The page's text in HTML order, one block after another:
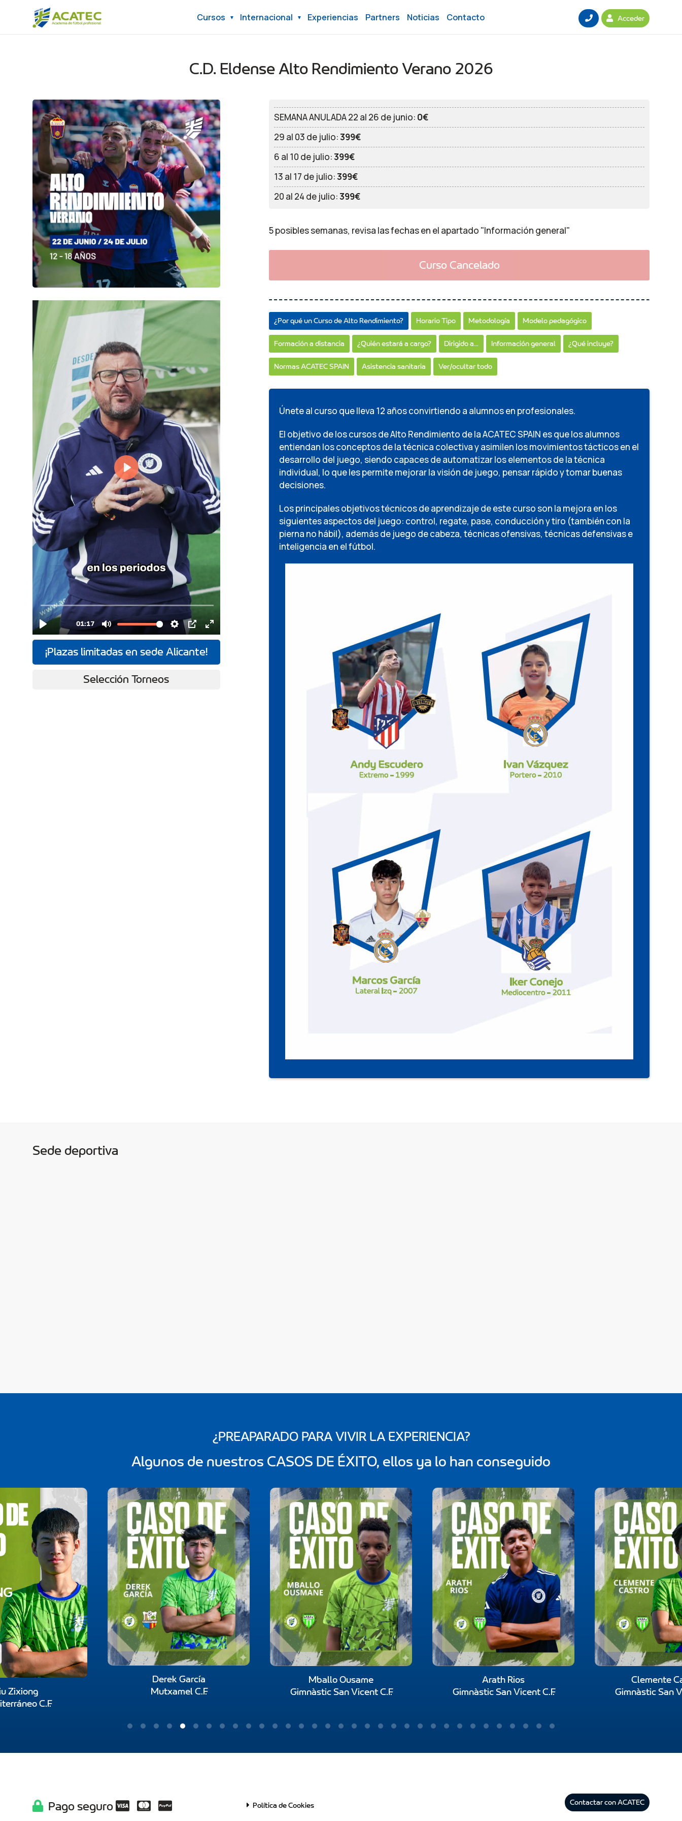
Cursos Internacional Experiencias Partners Noticias Contacto Acceder
C.D. Eldense Alto Rendimiento Verano 2026
¡Plazas limitadas en sede Alicante!
Selección Torneos
SEMANA ANULADA 22 al 26 de junio: 0€
29 al 03 de julio:399€
6 al 10 de julio:399€
13 al 17 de julio:399€
20 al 24 de julio:399€
5 posibles semanas, revisa las fechas en el apartado "Información general"
Curso Cancelado
¿Por qué un Curso de Alto Rendimiento? Horario Tipo Metodología Modelo pedagógico
Formación a distancia ¿Quién estará a cargo? Dirigido a… Información general ¿Qué incluye?
Normas ACATEC SPAIN Asistencia sanitaria Ver/ocultar todo
Únete al curso que lleva 12 años convirtiendo a alumnos en profesionales.
El objetivo de los cursos de Alto Rendimiento de la ACATEC SPAIN es que los alumnos
entiendan los conceptos de la técnica colectiva y asimilen los movimientos tácticos en el
desarrollo del juego, siendo capaces de automatizar los elementos de la técnica
individual, lo que les permite mejorar la visión de juego, pensar rápido y tomar buenas
decisiones.
Los principales objetivos técnicos de aprendizaje de este curso son la mejora en los
siguientes aspectos del juego: control, regate, pase, conducción y tiro (también con la
pierna no hábil), además de juego de cabeza, técnicas ofensivas, técnicas defensivas e
inteligencia en el fútbol.
Sede deportiva
¿PREAPARADO PARA VIVIR LA EXPERIENCIA?
Algunos de nuestros CASOS DE ÉXITO, ellos ya lo han conseguido
Zixiong
C.F.
Derek García
Mutxamel C.F.
Mballo Ousame
Gimnàstic San Vicent C.F.
Arath Rios
Gimnàstic San Vicent C.F.
Clemente
Gimnàstic San
Pago seguro Política de Cookies Contactar con ACATEC